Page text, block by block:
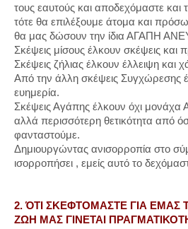
τους εαυτούς και αποδεχόμαστε
τότε θα επιλέξουμε άτομα και
θα μας δώσουν την ίδια ΑΓΑΠΗ
Σκέψεις μίσους έλκουν σκέψεις και
Σκέψεις ζήλιας έλκουν έλλειψη και
Από την άλλη σκέψεις Συγχώρεσης
ευημερία.
Σκέψεις Αγάπης έλκουν όχι
αλλά περισσότερη θετικότητα από
φανταστούμε.
Δημιουργώντας ανισορροπία στο
ισορροπήσει , εμείς αυτό το
2. ΌΤΙ ΣΚΕΦΤΟΜΑΣΤΕ ΓΙΑ ΕΜΑΣ
ΖΩΗ ΜΑΣ ΓΙΝΕΤΑΙ